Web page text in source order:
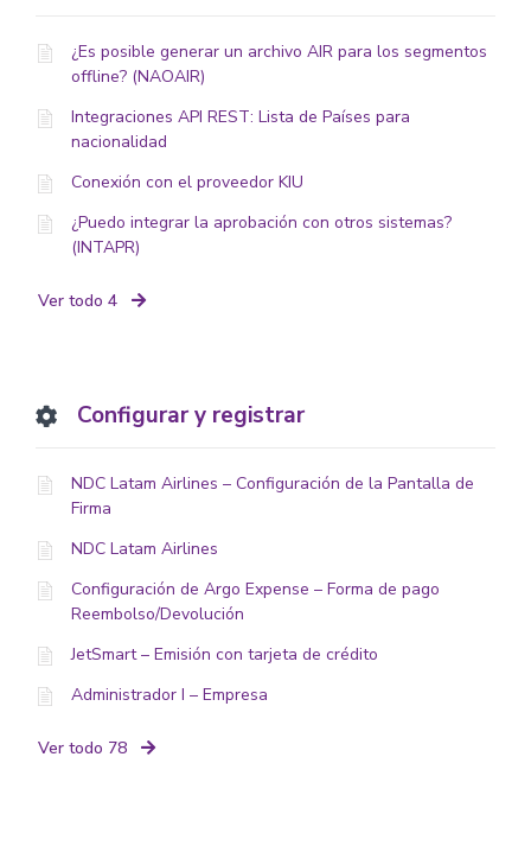
¿Es posible generar un archivo AIR para los segmentos
offline? (NAOAIR)
Integraciones API REST: Lista de Países para
nacionalidad
Conexión con el proveedor KIU
¿Puedo integrar la aprobación con otros sistemas?
(INTAPR)
Ver todo 4
Configurar y registrar
NDC Latam Airlines – Configuración de la Pantalla de
Firma
NDC Latam Airlines
Configuración de Argo Expense – Forma de pago
Reembolso/Devolución
JetSmart – Emisión con tarjeta de crédito
Administrador I – Empresa
Ver todo 78